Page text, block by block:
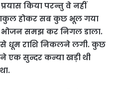
किया परन्तु वे नहीं
होकर सब कुछ भूल गया
भोजन समझ कर निगल डाला.
से धूम राशि निकलने लगी. कुछ
एक सुन्दर कन्या खड़ी थी